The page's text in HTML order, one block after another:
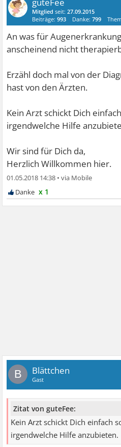
Mitglied seit:27.09.2015
Beiträge:993 Danke:799
An was für
anscheinend nicht
Erzähl doch mal von der
hast von den Ärzten.
Kein Arzt schickt Dich
irgendwelche Hilfe
Wir sind für Dich da,
Herzlich Willkommen hier.
01.05.2018 14:38 •
x 1
B Blättchen
Gast
Zitat von guteFee:
Kein Arzt schickt Dich einfach
irgendwelche Hilfe anzubieten.